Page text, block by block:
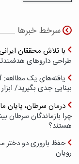
سرخط خبرها
با تلاش محققان
طراحی داروهای
یافته‌های یک
بینایی جدی بگیرید/
درمان سرطان، پایان
چرا بازماندگان سرطان
هستند؟
حفظ باروری دو دختر
رویان